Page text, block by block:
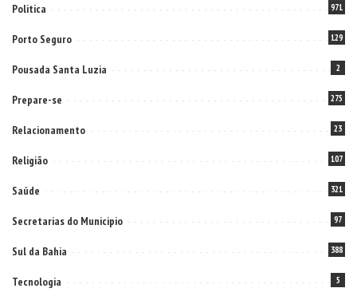
Politica 971
Porto Seguro 129
Pousada Santa Luzia 2
Prepare-se 275
Relacionamento 23
Religião 107
Saúde 321
Secretarias do Municipio 97
Sul da Bahia 388
Tecnologia 5